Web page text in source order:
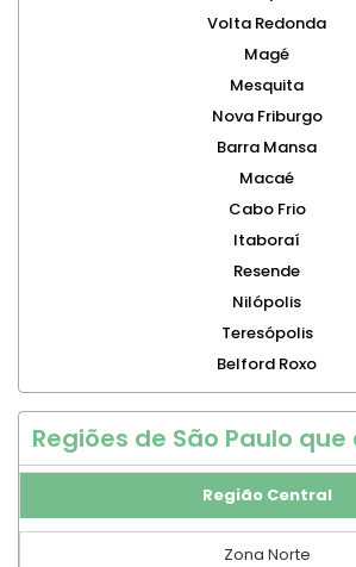
Volta Redonda
Magé
Mesquita
Nova Friburgo
Barra Mansa
Macaé
Cabo Frio
Itaboraí
Resende
Nilópolis
Teresópolis
Belford Roxo
Regiões de São Paulo
Região Central
Zona Norte